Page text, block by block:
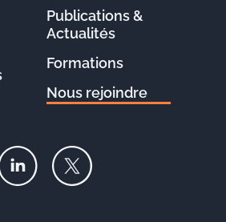
Publications &
Actualités
Formations
Nous rejoindre